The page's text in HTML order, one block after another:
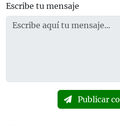
Escribe tu mensaje
Publicar